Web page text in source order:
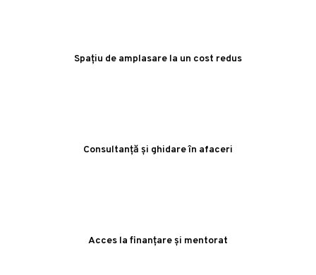
Spațiu de amplasare la un cost redus
Consultanță și ghidare în afaceri
Acces la finanțare și mentorat